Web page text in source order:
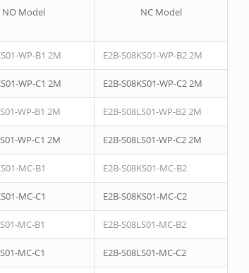
NO Model NC Model
WP-B1 2M E2B-S08KS01-WP-B2 2M
WP-C1 2M E2B-S08KS01-WP-C2 2M
WP-B1 2M E2B-S08LS01-WP-B2 2M
WP-C1 2M E2B-S08LS01-WP-C2 2M
MC-B1 E2B-S08KS01-MC-B2
MC-C1 E2B-S08KS01-MC-C2
MC-B1 E2B-S08LS01-MC-B2
MC-C1 E2B-S08LS01-MC-C2